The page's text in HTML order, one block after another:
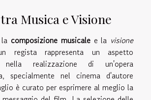
Musica e Visione
composizione musicalee la visione
rappresenta un aspetto
nella realizzazione di un'opera
specialmente nel cinema d'autore
è curato per esprimere al meglio la